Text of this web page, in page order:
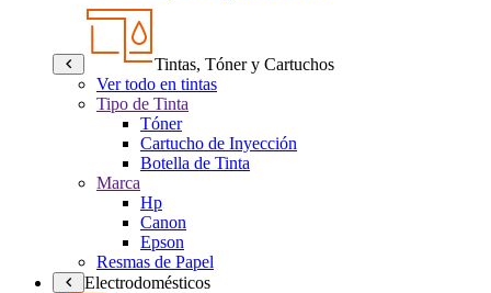
Tintas, Tóner y Cartuchos
Ver todo en tintas
Tipo de Tinta
Tóner
Cartucho de Inyección
Botella de Tinta
Marca
Hp
Canon
Epson
Resmas de Papel
Electrodomésticos